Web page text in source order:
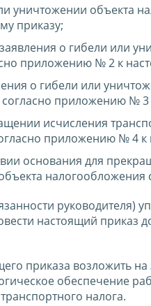
уничтожении объекта
приказу;
о гибели или
приложению № 2 к
о гибели или
приложению № 3
исчисления
приложению № 4 к
основания для
руководителя)
настоящий приказ
приказа возложить
обеспечение
налога.